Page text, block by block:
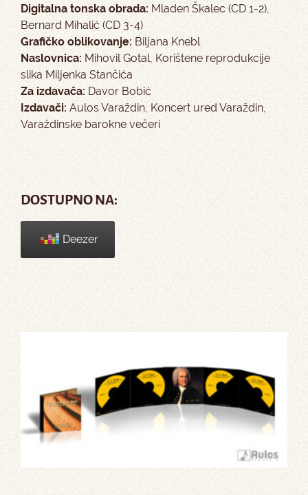
Digitalna tonska obrada: Mladen Škalec (CD 1-2),
Bernard Mihalić (CD 3-4)
Grafičko oblikovanje: Biljana Knebl
Naslovnica: Mihovil Gotal, Korištene reprodukcije
slika Miljenka Stančića
Za izdavača: Davor Bobić
Izdavači: Aulos Varaždin, Koncert ured Varaždin,
Varaždinske barokne večeri
DOSTUPNO NA:
Deezer